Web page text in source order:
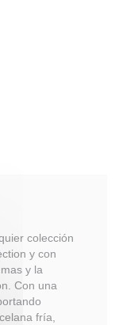
colección
y con
y la
Con una
fría,